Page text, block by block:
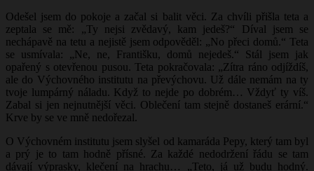
Odešel jsem do pokoje a začal si balit věci. Za chvíli přišla teta a
zeptala se mě: „Ty nejsi zvědavý, kam jedeš?“ Díval jsem se
nechápavě na tetu a nejistě jsem odpověděl: „No přeci domů.“ Teta
se usmívala: „Ne, ne, Františku, domů nejedeš.“ Stál jsem jak
opařený s otevřenou pusou. Teta pokračovala: „Zítra ráno odjíždíš,
ale do Výchovného institutu na převýchovu. Už dále nemám na ty
tvoje lumpárný náladu. Když to nejde po dobrém… Vždyť ty víš.
Zabal si jen nejnutnější věci. Oblečení tam stejně dostaneš erární.“
Krve by se ve mně nedořezal.
O Výchovném institutu jsem slyšel od kamaráda Pepy, který tam byl
a prý je to tam hodně přísné. Za každé nedodržení řádu se tam
dávají výprasky, klečení na hrachu… „Teto, já už budu hodný.